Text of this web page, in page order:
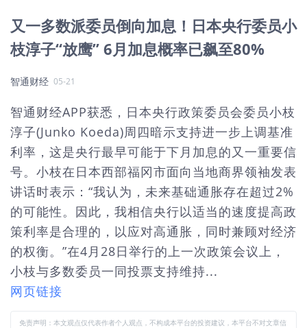
又一多数派委员倒向加息！日本央行委员小
枝淳子“放鹰” 6月加息概率已飙至80%
智通财经 05-21
智通财经APP获悉，日本央行政策委员会委员小枝
淳子(Junko Koeda)周四暗示支持进一步上调基准
利率，这是央行最早可能于下月加息的又一重要信
号。小枝在日本西部福冈市面向当地商界领袖发表
讲话时表示：“我认为，未来基础通胀存在超过2%
的可能性。因此，我相信央行以适当的速度提高政
策利率是合理的，以应对高通胀，同时兼顾对经济
的权衡。”在4月28日举行的上一次政策会议上，
小枝与多数委员一同投票支持维持...
网页链接
免责声明：本文观点仅代表作者个人观点，不构成本平台的投资建议，本平台不对文章信